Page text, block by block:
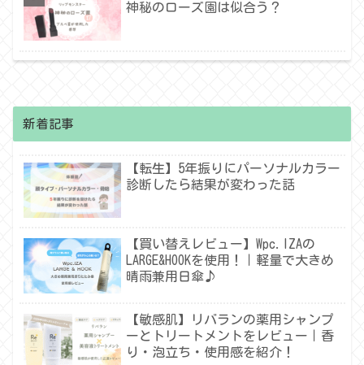
神秘のローズ園は似合う？
新着記事
【転生】5年振りにパーソナルカラー
診断したら結果が変わった話
【買い替えレビュー】Wpc.IZAの
LARGE&HOOKを使用！｜軽量で大きめ
晴雨兼用日傘♪
【敏感肌】リバランの薬用シャンプ
ーとトリートメントをレビュー｜香
り・泡立ち・使用感を紹介！